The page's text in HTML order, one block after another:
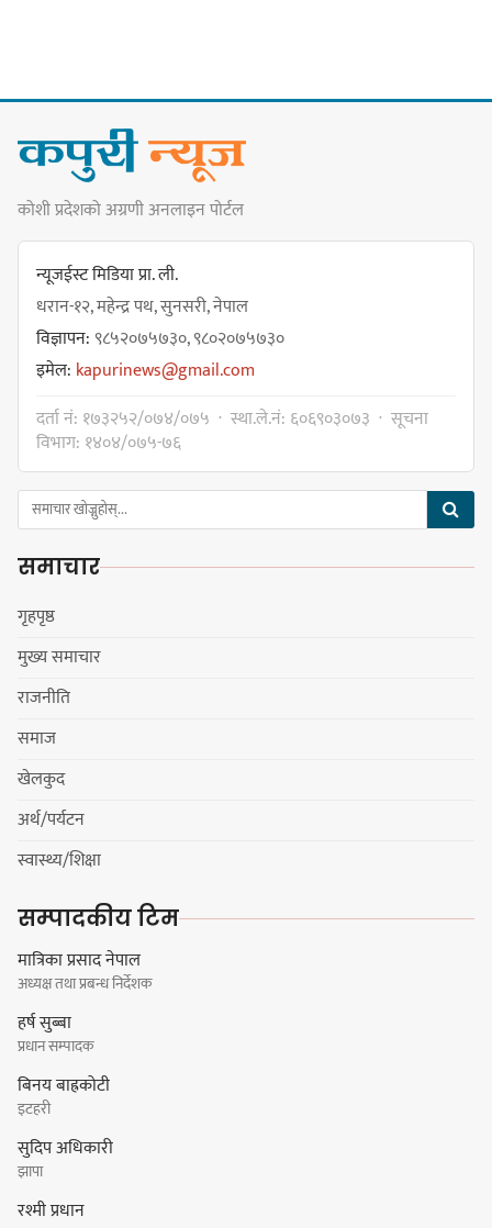
किराँती खम्बुका सन्तानहरू :
स्वपहिचानविहीन राई बन्ने कि
स्वपहिचानसहित 'राउटे !'
नेपाली काँग्रेस सभापति गगन थापालाई
एकताबद्ध सिङ्गो काँग्रेस निर्माण गर्न
सुनसरीका कार्यकर्ताको आग्रह
प्रभातलाई,पाराडाइज उपविजेतामा
कोशी प्रदेशको अग्रणी अनलाइन पोर्टल
न्यूजईस्ट मिडिया प्रा. ली.
धरान-१२, महेन्द्र पथ, सुनसरी, नेपाल
विज्ञापन:९८५२०७५७३०, ९८०२०७५७३०
इमेल: kapurinews@gmail.com
दर्ता नं: १७३२५२/०७४/०७५ · स्था.ले.नं: ६०६९०३०७३ · सूचना
विभाग: १४०४/०७५-७६
समाचार
गृहपृष्ठ
मुख्य समाचार
राजनीति
समाज
खेलकुद
अर्थ/पर्यटन
स्वास्थ्य/शिक्षा
सम्पादकीय टिम
मात्रिका प्रसाद नेपाल
अध्यक्ष तथा प्रबन्ध निर्देशक
हर्ष सुब्बा
प्रधान सम्पादक
बिनय बाह्रकोटी
इटहरी
सुदिप अधिकारी
झापा
रश्मी प्रधान